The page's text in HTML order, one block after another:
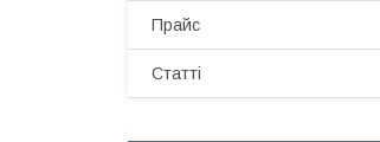
Прайс
Статті